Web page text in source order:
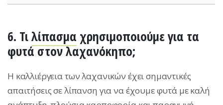
6. Τιλίπασμα χρησιμοποιούμε για τα
φυτά στον λαχανόκηπο;
Η καλλιέργεια των λαχανικών έχει σημαντικές
απαιτήσεις σε λίπανση για να έχουμε φυτά με καλή